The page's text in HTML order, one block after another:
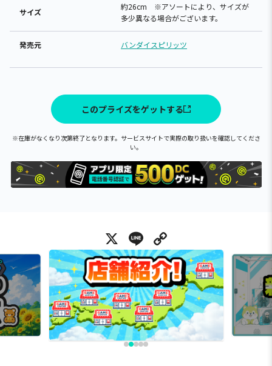
サイズ
約26cm ※アソートにより、サイズが
多少異なる場合がございます。
発売元 バンダイスピリッツ
このプライズをゲットする
※在庫がなくなり次第終了となります。サービスサイトで実際の取り扱いを確認してくださ
い。
X Line